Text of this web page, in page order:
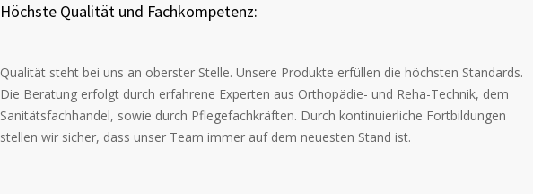
Höchste Qualität und Fachkompetenz:
Qualität steht bei uns an oberster Stelle. Unsere Produkte erfüllen die höchsten Standards.
Die Beratung erfolgt durch erfahrene Experten aus Orthopädie- und Reha-Technik, dem
Sanitätsfachhandel, sowie durch Pflegefachkräften. Durch kontinuierliche Fortbildungen
stellen wir sicher, dass unser Team immer auf dem neuesten Stand ist.